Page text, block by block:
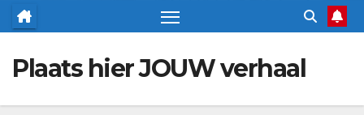
Plaats hier JOUW verhaal